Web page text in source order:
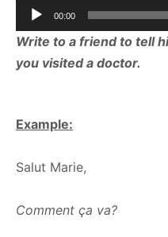
Audio
Player
00:00
Write to a friend to tell
you visited a doctor.
Example:
Salut Marie,
Comment ça va?